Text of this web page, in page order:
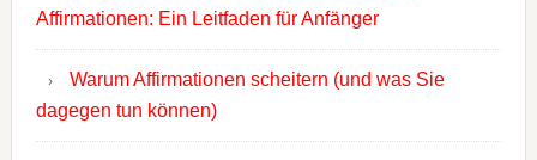
Affirmationen: Ein Leitfaden für Anfänger
Warum Affirmationen scheitern (und was Sie
dagegen tun können)